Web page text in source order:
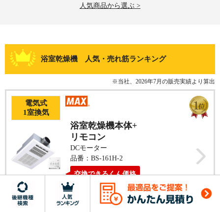
人気商品から選ぶ >
浴室乾燥機 人気・売れ筋ランキング
※当社、2026年7月の販売実績より算出
電気式
1室換気
浴室乾燥機本体+
リモコン
DCモーター
品番：BS-161H-2
交換できるくん価格
メーカー希望小売価格オープン価格
工事費用込み価格 85,800 円(税込)